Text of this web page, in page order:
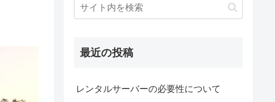
最近の投稿
レンタルサーバーの必要性について